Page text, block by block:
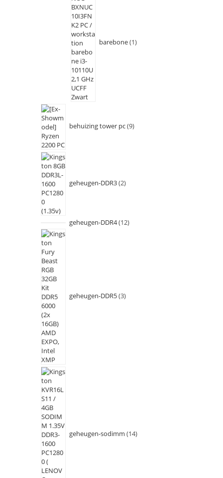
barebone 1
behuizing tower pc 9
geheugen-DDR3 2
geheugen-DDR4 12
geheugen-DDR5 3
geheugen-sodimm 14